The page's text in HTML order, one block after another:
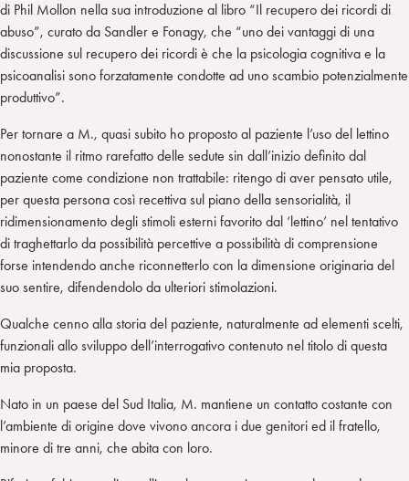
di Phil Mollon nella sua introduzione al libro “Il recupero dei ricordi di
abuso”, curato da Sandler e Fonagy, che “uno dei vantaggi di una
discussione sul recupero dei ricordi è che la psicologia cognitiva e la
psicoanalisi sono forzatamente condotte ad uno scambio potenzialmente
produttivo”.
Per tornare a M., quasi subito ho proposto al paziente l’uso del lettino
nonostante il ritmo rarefatto delle sedute sin dall’inizio definito dal
paziente come condizione non trattabile: ritengo di aver pensato utile,
per questa persona così recettiva sul piano della sensorialità, il
ridimensionamento degli stimoli esterni favorito dal ‘lettino’ nel tentativo
di traghettarlo da possibilità percettive a possibilità di comprensione
forse intendendo anche riconnetterlo con la dimensione originaria del
suo sentire, difendendolo da ulteriori stimolazioni.
Qualche cenno alla storia del paziente, naturalmente ad elementi scelti,
funzionali allo sviluppo dell’interrogativo contenuto nel titolo di questa
mia proposta.
Nato in un paese del Sud Italia, M. mantiene un contatto costante con
l’ambiente di origine dove vivono ancora i due genitori ed il fratello,
minore di tre anni, che abita con loro.